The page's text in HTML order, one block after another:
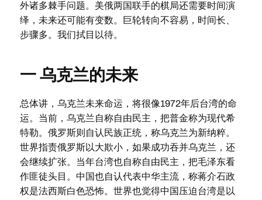
外诸多棘手问题。美俄两国联手的棋局还需要时间演
绎，未来还可能有变数。巨轮转向不容易，时间长、
步骤多。我们拭目以待。
一 乌克兰的未来
总体讲，乌克兰未来命运，将很像1972年后台湾的命
运。当前，乌克兰自称自由民主，把普金称为现代希
特勒。俄罗斯则自认民族正统，称乌克兰为新纳粹。
世界指责俄罗斯以大欺小，如果成功吞并乌克兰，还
会继续扩张。当年台湾也自称自由民主，把毛泽东看
作匪徒头目。中国也自认代表中华主流，称蒋介石政
权是法西斯白色恐怖。世界也觉得中国压迫台湾是以